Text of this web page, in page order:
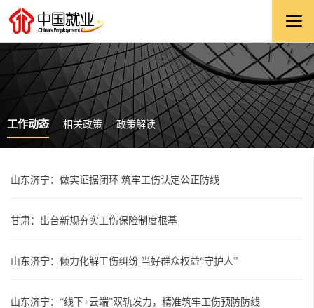
工作动态 相关政策 政策解读
山东济宁：做实证据闭环 筑牢工伤认定公正防线
甘肃：出台新规夯实工伤保险制度根基
山东济宁：倾力化解工伤纠纷 当好群众权益“守护人”
山东济宁：“线下+云端”双轨发力，精准筑牢工伤预防防线